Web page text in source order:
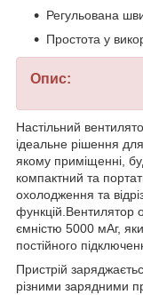
Регульована
Простота у
Опис:
Настільний
ідеальне рішення
якому приміщенні,
компактний та
охолодження та
функцій.Вентилятор
ємністю 5000 мАг,
постійного
Пристрій
різними зарядними